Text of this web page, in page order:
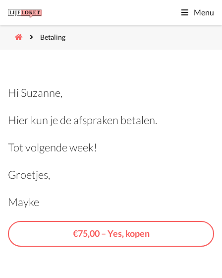
Menu
Betaling
Hi Suzanne,
Hier kun je de afspraken betalen.
Tot volgende week!
Groetjes,
Mayke
€75,00 – Yes, kopen